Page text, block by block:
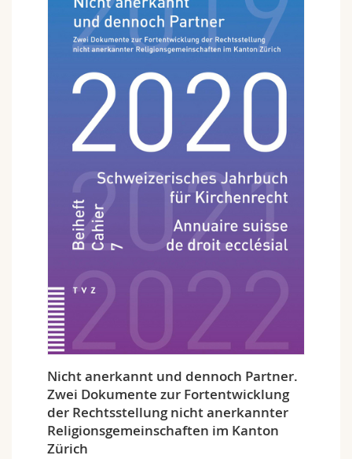
Nicht anerkannt und dennoch Partner.
Zwei Dokumente zur Fortentwicklung
der Rechtsstellung nicht anerkannter
Religionsgemeinschaften im Kanton
Zürich